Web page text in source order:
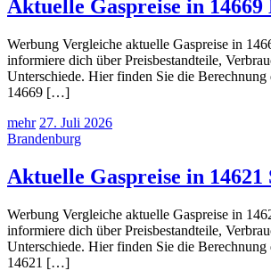
Aktuelle Gaspreise in
Werbung Vergleiche aktuelle Gaspreise in
informiere dich über Preisbestandteile,
Unterschiede. Hier finden Sie die Berechnung
14669 […]
mehr 27. Juli 2026
Brandenburg
Aktuelle Gaspreise in 14621
Werbung Vergleiche aktuelle Gaspreise in
informiere dich über Preisbestandteile,
Unterschiede. Hier finden Sie die Berechnung
14621 […]